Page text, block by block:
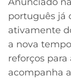
português já
ativamente
a nova
reforços
acompanha